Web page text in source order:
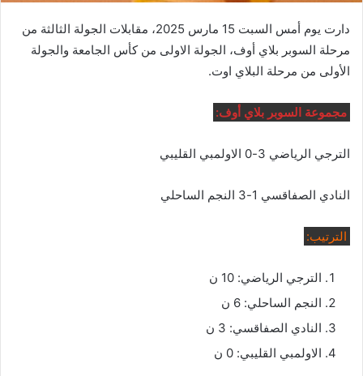
دارت يوم أمس السبت 15 مارس 2025، مقابلات الجولة الثالثة من
مرحلة السوبر بلاي أوف، الجولة الاولى من كأس الجامعة والجولة
الأولى من مرحلة البلاي اوت.
مجموعة السوبر بلاي أوف:
الترجي الرياضي 3-0 الاولمبي القليبي
النادي الصفاقسي 1-3 النجم الساحلي
الترتيب:
الترجي الرياضي: 10 ن
النجم الساحلي: 6 ن
النادي الصفاقسي: 3 ن
الاولمبي القليبي: 0 ن